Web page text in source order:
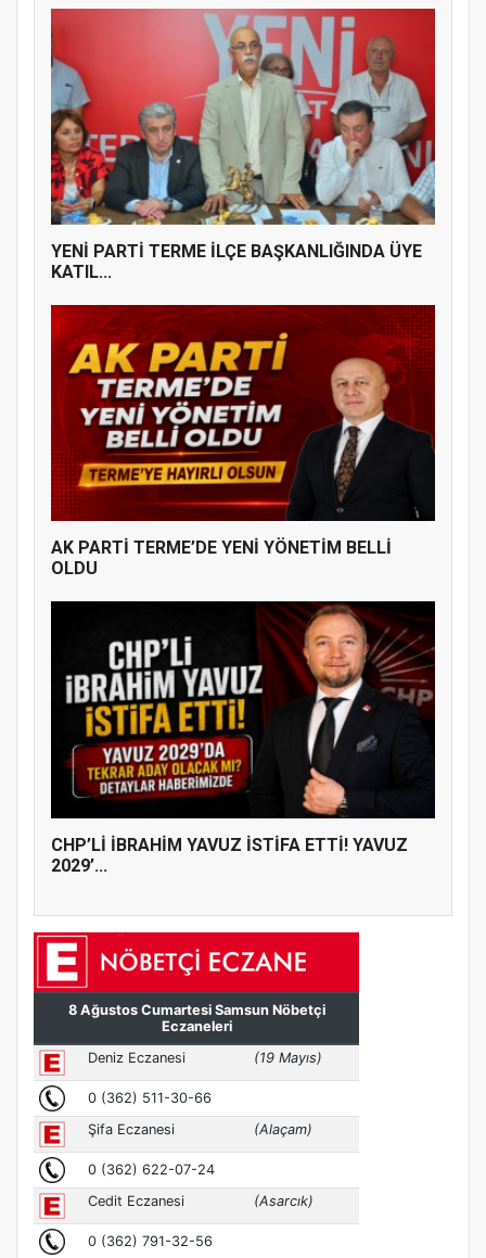
YENİ PARTİ TERME İLÇE BAŞKANLIĞINDA
ÜYE KATILIM PROGRAMI
YENİ PARTİ TERME İLÇE BAŞKANLIĞINDA ÜYE
KATIL...
AK PARTİ TERME’DE YENİ YÖNETİM BELLİ
OLDU
CHP’Lİ İBRAHİM YAVUZ İSTİFA ETTİ! YAVUZ
2029’...